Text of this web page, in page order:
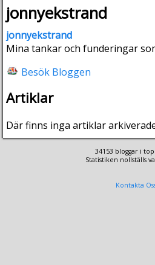
jonnyekstrand
jonnyekstrand
Mina tankar och funderingar
Besök Bloggen
Artiklar
Där finns inga artiklar
34153 bloggar i
Statistiken nollställs
Kontakta